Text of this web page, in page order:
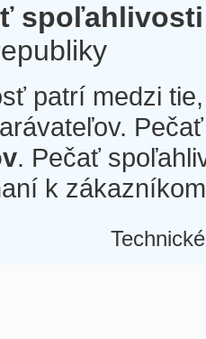
spoľahlivosti
patrí medzi
. Pečať
k